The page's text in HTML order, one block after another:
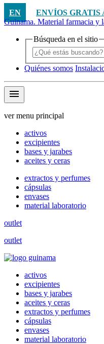
EN
ENVÍOS GRATIS
Guinama. Material farmacia y
Búsqueda en el sitio
Quiénes somos
menu
ver menu principal
activos
excipientes
bases y jarabes
aceites y ceras
extractos y perfumes
cápsulas
envases
material laboratorio
outlet
outlet
activos
excipientes
bases y jarabes
aceites y ceras
extractos y perfumes
cápsulas
envases
material laboratorio